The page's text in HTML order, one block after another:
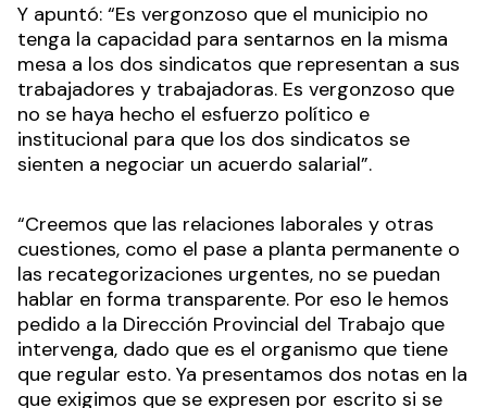
Y apuntó: “Es vergonzoso que el municipio no
tenga la capacidad para sentarnos en la misma
mesa a los dos sindicatos que representan a sus
trabajadores y trabajadoras. Es vergonzoso que
no se haya hecho el esfuerzo político e
institucional para que los dos sindicatos se
sienten a negociar un acuerdo salarial”.
“Creemos que las relaciones laborales y otras
cuestiones, como el pase a planta permanente o
las recategorizaciones urgentes, no se puedan
hablar en forma transparente. Por eso le hemos
pedido a la Dirección Provincial del Trabajo que
intervenga, dado que es el organismo que tiene
que regular esto. Ya presentamos dos notas en la
que exigimos que se expresen por escrito si se